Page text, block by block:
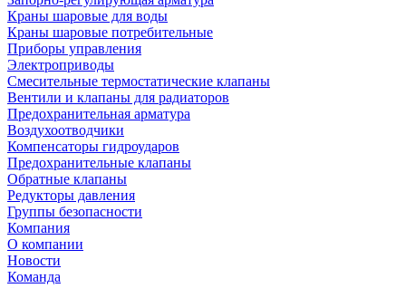
Краны шаровые для воды
Краны шаровые потребительные
Приборы управления
Электроприводы
Смесительные термостатические клапаны
Вентили и клапаны для радиаторов
Предохранительная арматура
Воздухоотводчики
Компенсаторы гидроударов
Предохранительные клапаны
Обратные клапаны
Редукторы давления
Группы безопасности
Компания
О компании
Новости
Команда